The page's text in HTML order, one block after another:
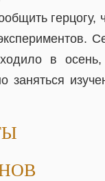
герцогу,
в
заняться